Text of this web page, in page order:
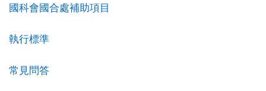
國科會國合處補助項目
執行標準
常見問答